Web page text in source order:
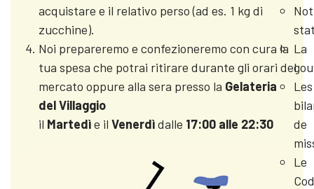
La
Les
de
Le
acquistare e il relativo perso (ad es. 1 kg di
zucchine).
Noi prepareremo e confezioneremo con cura la
tua spesa che potrai ritirare durante gli orari del
mercato oppure alla sera presso la Gelateria
del Villaggio
il Martedìe il Venerdìdalle 17:00 alle 22:30